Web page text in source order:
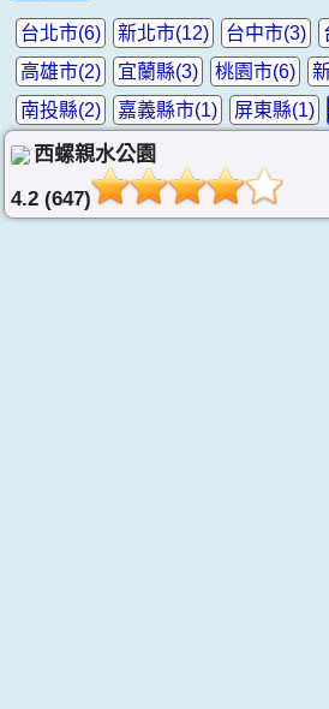
台北市(6) 新北市(12) 台中市(3)
高雄市(2)
宜蘭縣(3) 桃園市(6)
南投縣(2)
嘉義縣市(1) 屏東縣(1)
西螺親水公園
4.2 (647)